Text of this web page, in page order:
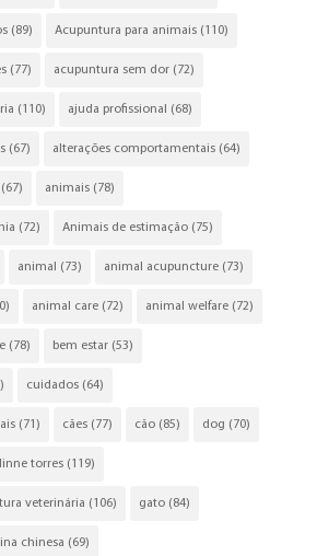
(89) Acupuntura para animais(110)
(77) acupuntura sem dor(72)
(110) ajuda profissional (68)
(67) alterações comportamentais(64)
(67) animais(78)
(72) Animais de estimação(75)
animal (73) animal acupuncture(73)
animal care(72) animal welfare(72)
(78) bem estar(53)
cuidados(64)
(71) cães(77) cão(85) dog (70)
torres(119)
veterinária (106) gato(84)
chinesa (69)